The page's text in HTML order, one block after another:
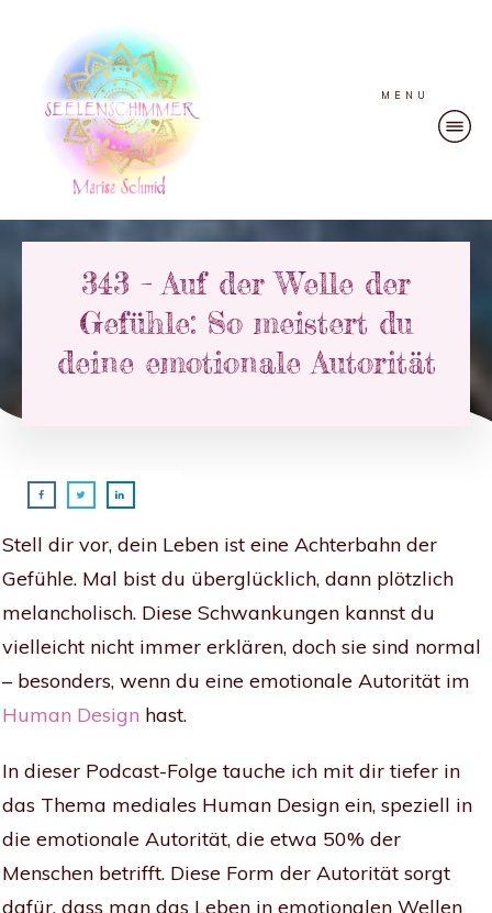
MENU
343 – Auf der Welle der
Gefühle: So meistert du
deine emotionale Autorität
Stell dir vor, dein Leben ist eine Achterbahn der
Gefühle. Mal bist du überglücklich, dann plötzlich
melancholisch. Diese Schwankungen kannst du
vielleicht nicht immer erklären, doch sie sind normal
– besonders, wenn du eine emotionale Autorität im
Human Design hast.
In dieser Podcast-Folge tauche ich mit dir tiefer in
das Thema mediales Human Design ein, speziell in
die emotionale Autorität, die etwa 50% der
Menschen betrifft. Diese Form der Autorität sorgt
dafür, dass man das Leben in emotionalen Wellen